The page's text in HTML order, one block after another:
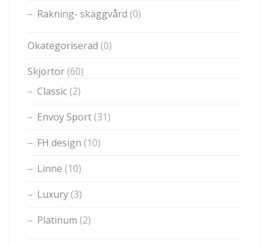
Rakning- skäggvård (0)
Okategoriserad (0)
Skjortor (60)
Classic (2)
Envoy Sport (31)
FH design (10)
Linne (10)
Luxury (3)
Platinum (2)